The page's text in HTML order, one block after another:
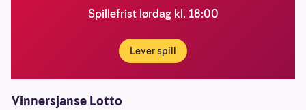
Spillefrist lørdag kl. 18:00
Lever spill
Vinnersjanse Lotto